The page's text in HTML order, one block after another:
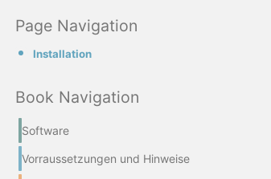
Page Navigation
Installation
Book Navigation
Software
Vorraussetzungen und Hinweise